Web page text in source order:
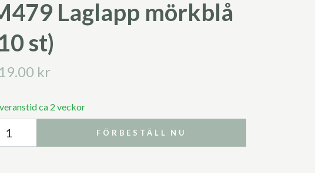
Laglapp mörkblå
st)
kr
ca 2 veckor
FÖRBESTÄLL NU